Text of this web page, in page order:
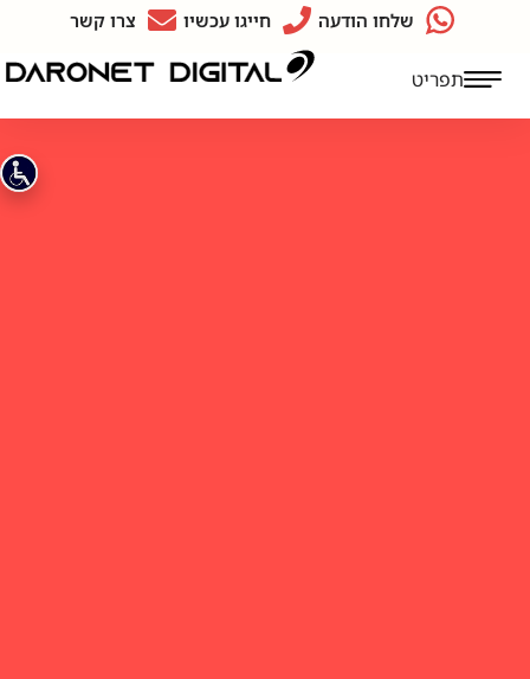
תפריט
שלחו הודעה חייגו עכשיו צרו קשר